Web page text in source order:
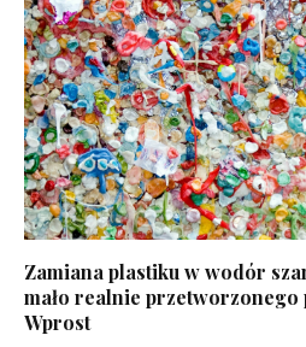
Zamiana plastiku w wodór
mało realnie przetworzonego
Wprost